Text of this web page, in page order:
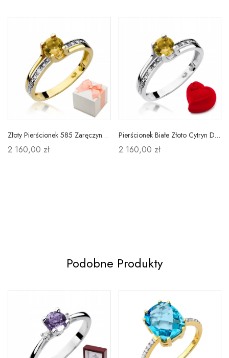
Złoty Pierścionek 585 Zaręczynowy Cytryn Diamenty
2 160,00 zł
Pierścionek Białe Złoto Cytryn Diamenty Próba 585
2 160,00 zł
Podobne Produkty